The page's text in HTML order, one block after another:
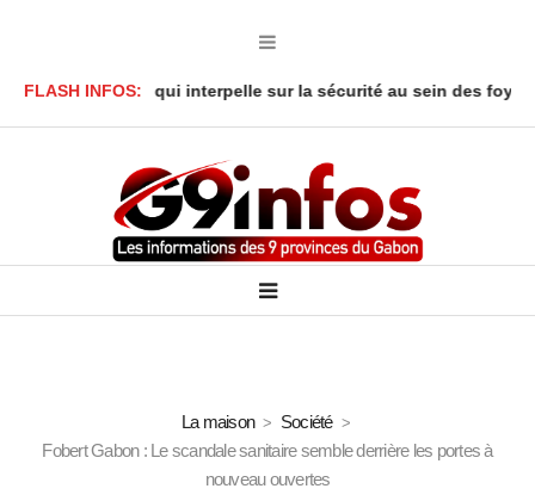
FLASH INFOS:
drame qui interpelle sur la sécurité au sein des foyers
La maison
Société
Fobert Gabon : Le scandale sanitaire semble derrière les portes à
nouveau ouvertes